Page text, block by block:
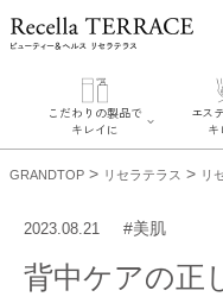
こだわりの製品で
キレイに
こだわりの製品
エス
キ
エス
GRANDTOP > リセラテラス > リ
2023.08.21 #美肌
背中ケアの正